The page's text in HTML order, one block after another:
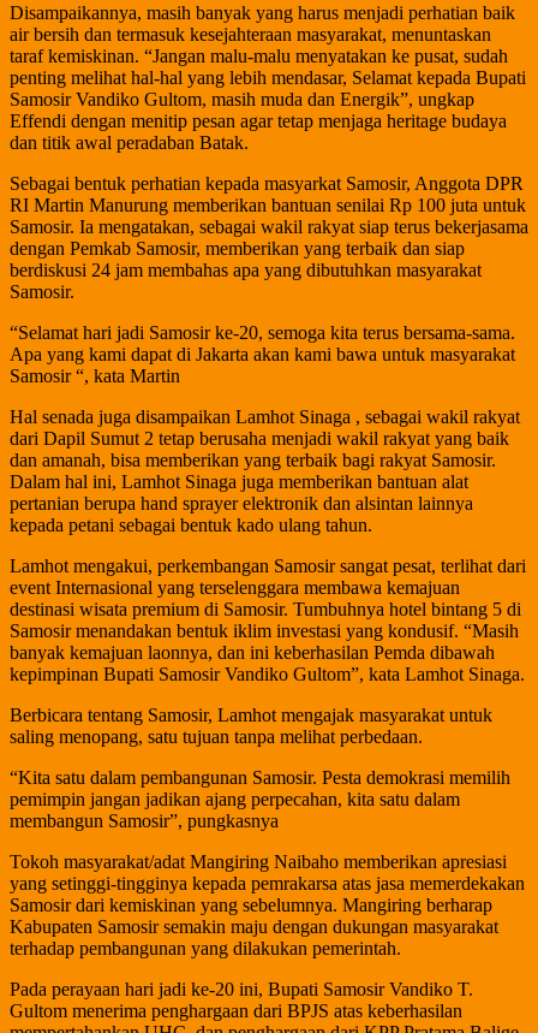
Disampaikannya, masih banyak yang harus menjadi perhatian baik
air bersih dan termasuk kesejahteraan masyarakat, menuntaskan
taraf kemiskinan. “Jangan malu-malu menyatakan ke pusat, sudah
penting melihat hal-hal yang lebih mendasar, Selamat kepada Bupati
Samosir Vandiko Gultom, masih muda dan Energik”, ungkap
Effendi dengan menitip pesan agar tetap menjaga heritage budaya
dan titik awal peradaban Batak.
Sebagai bentuk perhatian kepada masyarkat Samosir, Anggota DPR
RI Martin Manurung memberikan bantuan senilai Rp 100 juta untuk
Samosir. Ia mengatakan, sebagai wakil rakyat siap terus bekerjasama
dengan Pemkab Samosir, memberikan yang terbaik dan siap
berdiskusi 24 jam membahas apa yang dibutuhkan masyarakat
Samosir.
“Selamat hari jadi Samosir ke-20, semoga kita terus bersama-sama.
Apa yang kami dapat di Jakarta akan kami bawa untuk masyarakat
Samosir “, kata Martin
Hal senada juga disampaikan Lamhot Sinaga , sebagai wakil rakyat
dari Dapil Sumut 2 tetap berusaha menjadi wakil rakyat yang baik
dan amanah, bisa memberikan yang terbaik bagi rakyat Samosir.
Dalam hal ini, Lamhot Sinaga juga memberikan bantuan alat
pertanian berupa hand sprayer elektronik dan alsintan lainnya
kepada petani sebagai bentuk kado ulang tahun.
Lamhot mengakui, perkembangan Samosir sangat pesat, terlihat dari
event Internasional yang terselenggara membawa kemajuan
destinasi wisata premium di Samosir. Tumbuhnya hotel bintang 5 di
Samosir menandakan bentuk iklim investasi yang kondusif. “Masih
banyak kemajuan laonnya, dan ini keberhasilan Pemda dibawah
kepimpinan Bupati Samosir Vandiko Gultom”, kata Lamhot Sinaga.
Berbicara tentang Samosir, Lamhot mengajak masyarakat untuk
saling menopang, satu tujuan tanpa melihat perbedaan.
“Kita satu dalam pembangunan Samosir. Pesta demokrasi memilih
pemimpin jangan jadikan ajang perpecahan, kita satu dalam
membangun Samosir”, pungkasnya
Tokoh masyarakat/adat Mangiring Naibaho memberikan apresiasi
yang setinggi-tingginya kepada pemrakarsa atas jasa memerdekakan
Samosir dari kemiskinan yang sebelumnya. Mangiring berharap
Kabupaten Samosir semakin maju dengan dukungan masyarakat
terhadap pembangunan yang dilakukan pemerintah.
Pada perayaan hari jadi ke-20 ini, Bupati Samosir Vandiko T.
Gultom menerima penghargaan dari BPJS atas keberhasilan